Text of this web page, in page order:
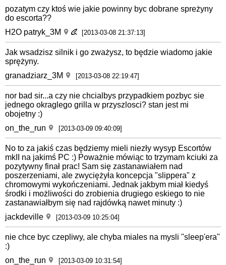
pozatym czy ktoś wie jakie powinny byc dobrane spreżyny
do escorta??
H2O patryk_3M
[2013-03-08 21:37:13]
Jak wsadzisz silnik i go zważysz, to będzie wiadomo jakie
sprężyny.
granadziarz_3M
[2013-03-08 22:19:47]
nor bad sir...a czy nie chcialbys przypadkiem pozbyc sie
jednego okraglego grilla w przyszlosci? stan jest mi
obojetny :)
on_the_run
[2013-03-09 09:40:09]
No to za jakiś czas będziemy mieli niezły wysyp Escortów
mkII na jakimś PC :) Poważnie mówiąc to trzymam kciuki za
pozytywny finał prac! Sam się zastanawiałem nad
poszerzeniami, ale zwyciężyła koncepcja "slippera" z
chromowymi wykończeniami. Jednak jakbym miał kiedyś
środki i możliwości do zrobienia drugiego eskiego to nie
zastanawiałbym się nad rajdówką nawet minuty :)
jackdeville
[2013-03-09 10:25:04]
nie chce byc czepliwy, ale chyba miales na mysli "sleep'era"
:)
on_the_run
[2013-03-09 10:31:54]